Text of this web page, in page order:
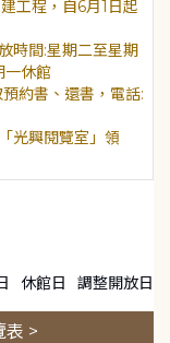
工程，自6月1日起
時間:星期二至星期
休館
約書、還書，電話:
光興閱覽室」領
休館日 調整開放日
表 >